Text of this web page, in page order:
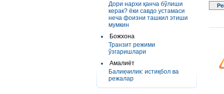
Дори нархи қанча бўлиши
керак? ёки савдо устамаси
неча фоизни ташкил этиши
мумкин
Божхона
Транзит режими
ўзгаришлари
Амалиёт
Балиқчилик: истиқбол ва
режалар